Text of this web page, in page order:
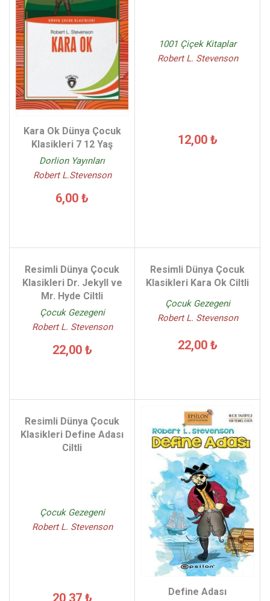
Kara Ok Dünya Çocuk
Klasikleri 7 12 Yaş
Dorlion Yayınları
Robert L.Stevenson
6,00 ₺
1001 Çiçek Kitaplar
Robert L. Stevenson
12,00 ₺
Resimli Dünya Çocuk
Klasikleri Dr. Jekyll ve
Mr. Hyde Ciltli
Çocuk Gezegeni
Robert L. Stevenson
22,00 ₺
Resimli Dünya Çocuk
Klasikleri Kara Ok Ciltli
Çocuk Gezegeni
Robert L. Stevenson
22,00 ₺
Resimli Dünya Çocuk
Klasikleri Define Adası
Ciltli
Çocuk Gezegeni
Robert L. Stevenson
20,37 ₺ Define Adası